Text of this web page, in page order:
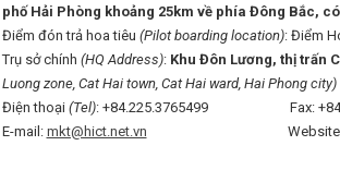
phố Hải Phòng khoảng 25km về phía Đông Bắc, có
Điểm đón trả hoa tiêu (Pilot boarding location): Điểm
Trụ sở chính (HQ Address):Khu Đôn Lương, thị trấn
Luong zone, Cat Hai town, Cat Hai ward, Hai Phong city)
Điện thoại (Tel): +84.225.3765499 Fax:
E-mail: mkt@hict.net.vn Website: